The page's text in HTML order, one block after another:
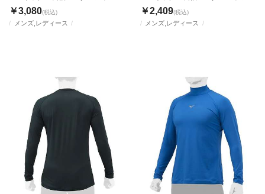
メンズ,レディース
￥3,080(税込)
メンズ,レディース
￥2,409(税込)